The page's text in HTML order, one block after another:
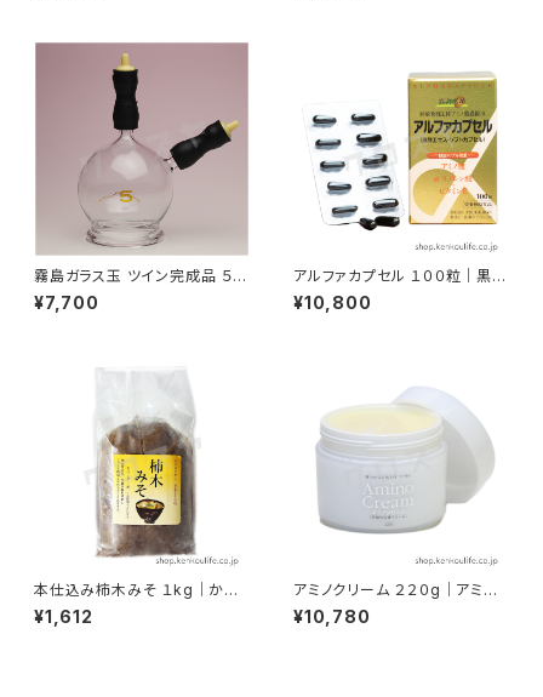
霧島ガラス玉 ツイン完成品 ５号
｜エステカッピング｜吸灸
¥7,700
アルファカプセル １００粒｜黒酢
エキスソフトカプセル｜霧島黒
酢
¥10,800
本仕込み柿木みそ １kg｜かき
のき村の味噌｜柿木村有機農法
研究会
¥1,612
アミノクリーム ２２０g｜アミノ
酸エキス配合弱酸性皮膚クリー
ム｜霧島黒酢
¥10,780